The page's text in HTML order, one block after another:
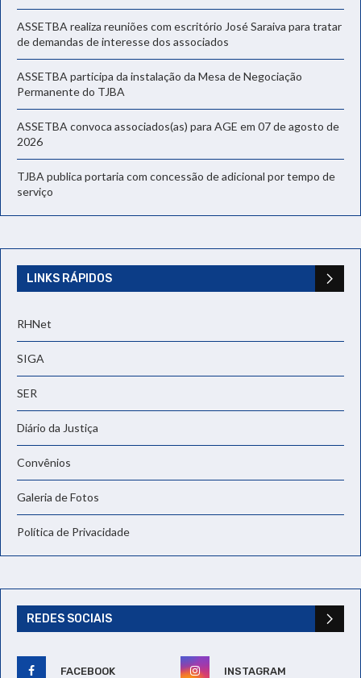
ASSETBA realiza reuniões com escritório José Saraiva para tratar
de demandas de interesse dos associados
ASSETBA participa da instalação da Mesa de Negociação
Permanente do TJBA
ASSETBA convoca associados(as) para AGE em 07 de agosto de
2026
TJBA publica portaria com concessão de adicional por tempo de
serviço
LINKS RÁPIDOS
RHNet
SIGA
SER
Diário da Justiça
Convênios
Galeria de Fotos
Política de Privacidade
REDES SOCIAIS
FACEBOOK INSTAGRAM